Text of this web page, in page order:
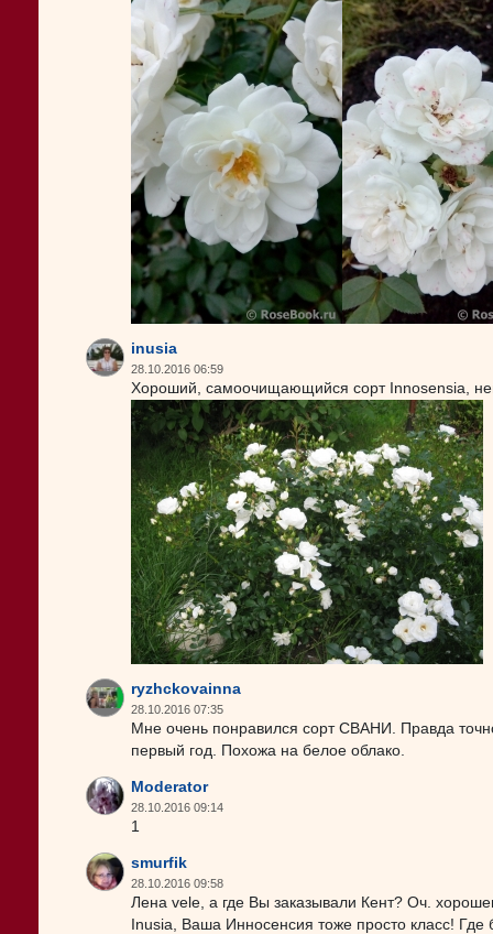
inusia
28.10.2016 06:59
Хороший, самоочищающийся сорт Innosensia,
ryzhckovainna
28.10.2016 07:35
Мне очень понравился сорт СВАНИ. Правда
первый год. Похожа на белое облако.
Moderator
28.10.2016 09:14
1
smurfik
28.10.2016 09:58
Лена vele, а где Вы заказывали Кент? Оч.
Inusia, Ваша Инносенсия тоже просто класс! Где